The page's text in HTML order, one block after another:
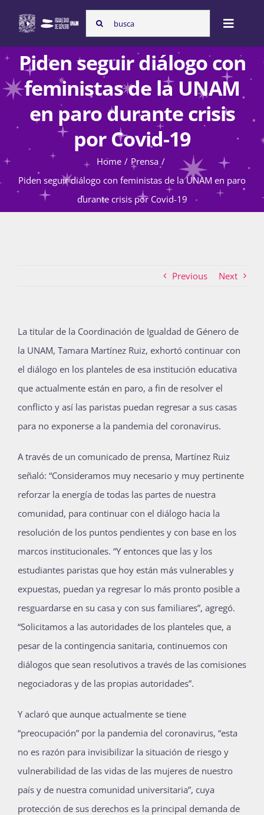
content
Search
for:
Toggle
Inicio
Nosotras
Programas
Atención de la violencia de género
La Boletina
Blog
Recursos
Súmate
Publicaciones
Bienvenida generación 2027-1
Piden seguir diálogo con
feministas de la UNAM
en paro durante crisis
por Covid-19
Home
Prensa
Piden seguir diálogo con feministas de la UNAM en paro
durante crisis por Covid-19
Previous Next
La titular de la Coordinación de Igualdad de Género de
la UNAM, Tamara Martínez Ruiz, exhortó continuar con
el diálogo en los planteles de esa institución educativa
que actualmente están en paro, a fin de resolver el
conflicto y así las paristas puedan regresar a sus casas
para no exponerse a la pandemia del coronavirus.
A través de un comunicado de prensa, Martínez Ruiz
señaló: “Consideramos muy necesario y muy pertinente
reforzar la energía de todas las partes de nuestra
comunidad, para continuar con el diálogo hacia la
resolución de los puntos pendientes y con base en los
marcos institucionales. “Y entonces que las y los
estudiantes paristas que hoy están más vulnerables y
expuestas, puedan ya regresar lo más pronto posible a
resguardarse en su casa y con sus familiares”, agregó.
“Solicitamos a las autoridades de los planteles que, a
pesar de la contingencia sanitaria, continuemos con
diálogos que sean resolutivos a través de las comisiones
negociadoras y de las propias autoridades”.
Y aclaró que aunque actualmente se tiene
“preocupación” por la pandemia del coronavirus, “esta
no es razón para invisibilizar la situación de riesgo y
vulnerabilidad de las vidas de las mujeres de nuestro
país y de nuestra comunidad universitaria”, cuya
protección de sus derechos es la principal demanda de